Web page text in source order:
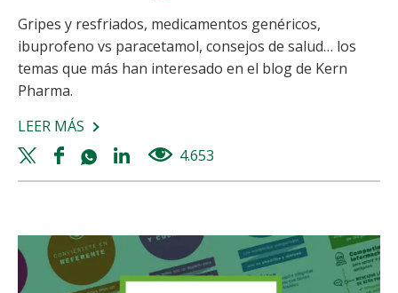
Gripes y resfriados, medicamentos genéricos,
ibuprofeno vs paracetamol, consejos de salud… los
temas que más han interesado en el blog de Kern
Pharma.
LEER MÁS SOBRE
LOS
7
DE
NUESTRO
BLOG
Twitter
share
Facebook
share
Whatsapp
share
Linkedin
share
4.653